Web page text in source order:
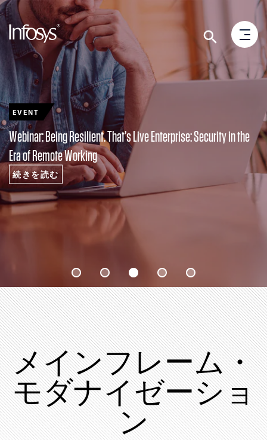
EVENT
Webinar: Being Resilient. That’s Live Enterprise: Security in the
Era of Remote Working
続きを読む
メインフレーム・
モダナイゼーショ
ン